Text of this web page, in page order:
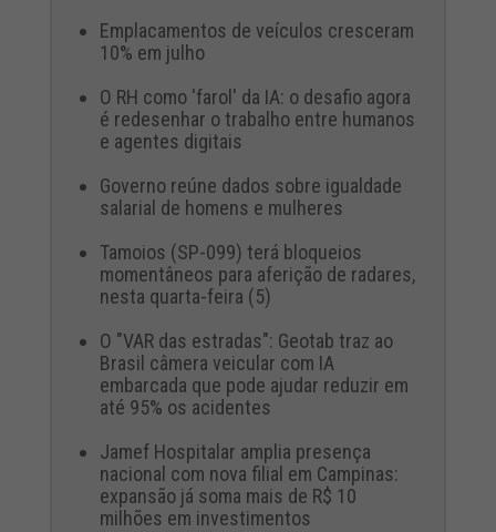
Emplacamentos de veículos cresceram
10% em julho
O RH como 'farol' da IA: o desafio agora
é redesenhar o trabalho entre humanos
e agentes digitais
Governo reúne dados sobre igualdade
salarial de homens e mulheres
Tamoios (SP-099) terá bloqueios
momentâneos para aferição de radares,
nesta quarta-feira (5)
O "VAR das estradas": Geotab traz ao
Brasil câmera veicular com IA
embarcada que pode ajudar reduzir em
até 95% os acidentes
Jamef Hospitalar amplia presença
nacional com nova filial em Campinas:
expansão já soma mais de R$ 10
milhões em investimentos